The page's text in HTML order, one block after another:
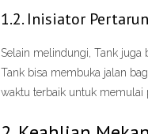
1.2. Inisiator
Selain melindungi, Tank juga
Tank bisa membuka jalan
waktu terbaik untuk memulai